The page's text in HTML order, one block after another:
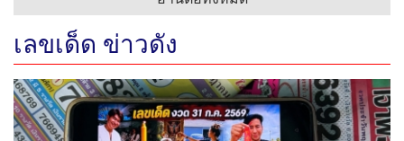
เลขเด็ด ข่าวดัง